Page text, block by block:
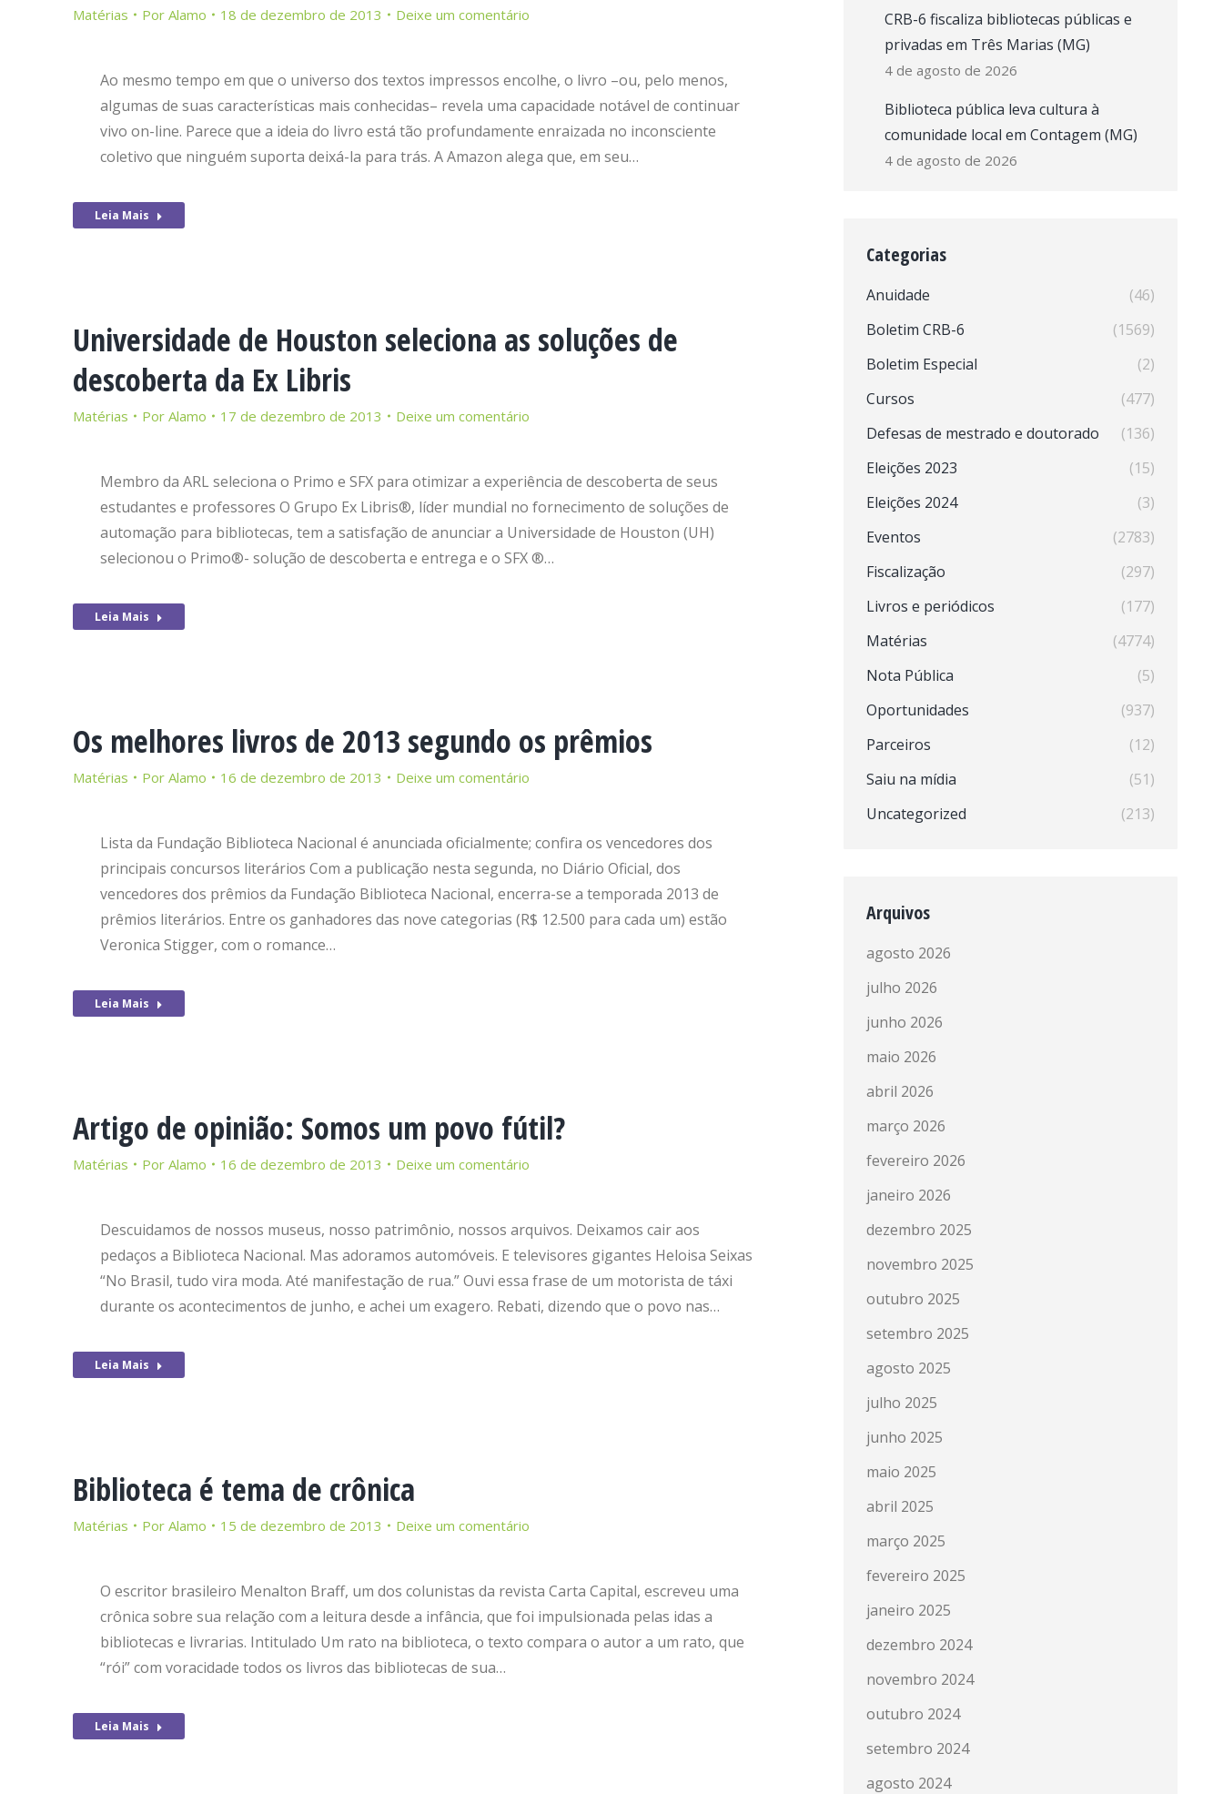
Matérias Por Alamo 18 de dezembro de 2013 Deixe um comentário
Ao mesmo tempo em que o universo dos textos impressos encolhe, o livro –ou, pelo menos,
algumas de suas características mais conhecidas– revela uma capacidade notável de continuar
vivo on-line. Parece que a ideia do livro está tão profundamente enraizada no inconsciente
coletivo que ninguém suporta deixá-la para trás. A Amazon alega que, em seu…
Leia Mais
Universidade de Houston seleciona as soluções de
descoberta da Ex Libris
Matérias Por Alamo 17 de dezembro de 2013 Deixe um comentário
Membro da ARL seleciona o Primo e SFX para otimizar a experiência de descoberta de seus
estudantes e professores O Grupo Ex Libris®, líder mundial no fornecimento de soluções de
automação para bibliotecas, tem a satisfação de anunciar a Universidade de Houston (UH)
selecionou o Primo®- solução de descoberta e entrega e o SFX ®…
Leia Mais
Os melhores livros de 2013 segundo os prêmios
Matérias Por Alamo 16 de dezembro de 2013 Deixe um comentário
Lista da Fundação Biblioteca Nacional é anunciada oficialmente; confira os vencedores dos
principais concursos literários Com a publicação nesta segunda, no Diário Oficial, dos
vencedores dos prêmios da Fundação Biblioteca Nacional, encerra-se a temporada 2013 de
prêmios literários. Entre os ganhadores das nove categorias (R$ 12.500 para cada um) estão
Veronica Stigger, com o romance…
Leia Mais
Artigo de opinião: Somos um povo fútil?
Matérias Por Alamo 16 de dezembro de 2013 Deixe um comentário
Descuidamos de nossos museus, nosso patrimônio, nossos arquivos. Deixamos cair aos
pedaços a Biblioteca Nacional. Mas adoramos automóveis. E televisores gigantes Heloisa Seixas
“No Brasil, tudo vira moda. Até manifestação de rua.” Ouvi essa frase de um motorista de táxi
durante os acontecimentos de junho, e achei um exagero. Rebati, dizendo que o povo nas…
Leia Mais
Biblioteca é tema de crônica
Matérias Por Alamo 15 de dezembro de 2013 Deixe um comentário
O escritor brasileiro Menalton Braff, um dos colunistas da revista Carta Capital, escreveu uma
crônica sobre sua relação com a leitura desde a infância, que foi impulsionada pelas idas a
bibliotecas e livrarias. Intitulado Um rato na biblioteca, o texto compara o autor a um rato, que
“rói” com voracidade todos os livros das bibliotecas de sua…
Leia Mais
CRB-6 fiscaliza bibliotecas públicas e
privadas em Três Marias (MG)
4 de agosto de 2026
Biblioteca pública leva cultura à
comunidade local em Contagem (MG)
4 de agosto de 2026
Categorias
Anuidade
(46)
Boletim CRB-6
(1569)
Boletim Especial
(2)
Cursos
(477)
Defesas de mestrado e doutorado
(136)
Eleições 2023
(15)
Eleições 2024
(3)
Eventos
(2783)
Fiscalização
(297)
Livros e periódicos
(177)
Matérias
(4774)
Nota Pública
(5)
Oportunidades
(937)
Parceiros
(12)
Saiu na mídia
(51)
Uncategorized
(213)
Arquivos
agosto 2026
julho 2026
junho 2026
maio 2026
abril 2026
março 2026
fevereiro 2026
janeiro 2026
dezembro 2025
novembro 2025
outubro 2025
setembro 2025
agosto 2025
julho 2025
junho 2025
maio 2025
abril 2025
março 2025
fevereiro 2025
janeiro 2025
dezembro 2024
novembro 2024
outubro 2024
setembro 2024
agosto 2024